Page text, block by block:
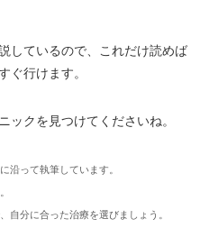
しているので、これだけ読めば
ぐ行けます。
ックを見つけてくださいね。
沿って執筆しています。
自分に合った治療を選びましょう。